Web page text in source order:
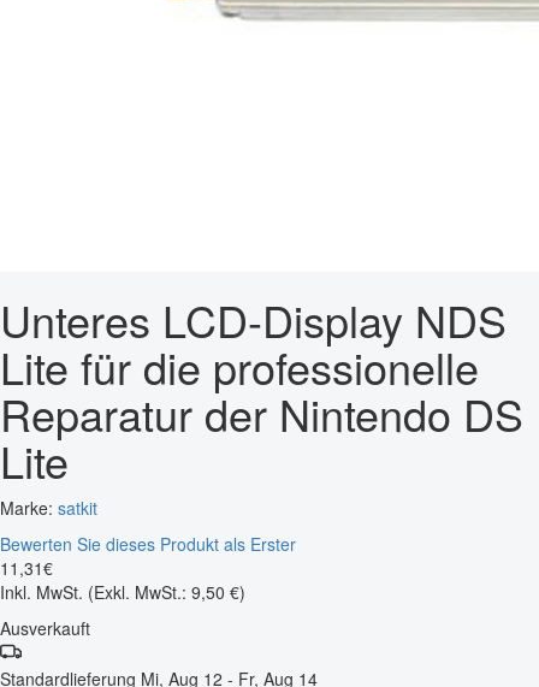
Unteres LCD-Display NDS
Lite für die professionelle
Reparatur der Nintendo DS
Lite
Marke: satkit
Bewerten Sie dieses Produkt als Erster
11 ,31€
Inkl. MwSt. (Exkl. MwSt.: 9,50 €)
Ausverkauft
Standardlieferung Mi, Aug 12 - Fr, Aug 14